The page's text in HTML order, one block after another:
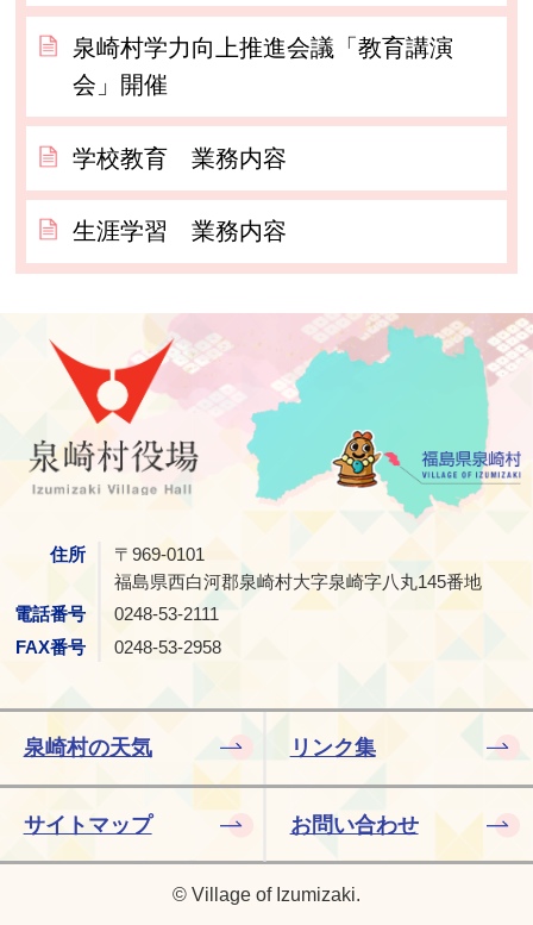
泉崎村学力向上推進会議「教育講演
会」開催
学校教育 業務内容
生涯学習 業務内容
泉崎村
住所
〒969-0101
福島県西白河郡泉崎村大字泉崎字八丸145番地
電話番号
0248-53-2111
FAX番号
0248-53-2958
泉崎村の天気 リンク集
サイトマップ お問い合わせ
© Village of Izumizaki.